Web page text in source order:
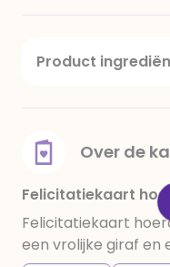
Product
voedingszuur:
E415, water,
E433, kleurstoffen:
concentratie van
E133, E151.
Over de
Felicitatiekaart
Felicitatiekaart
een vrolijke giraf en